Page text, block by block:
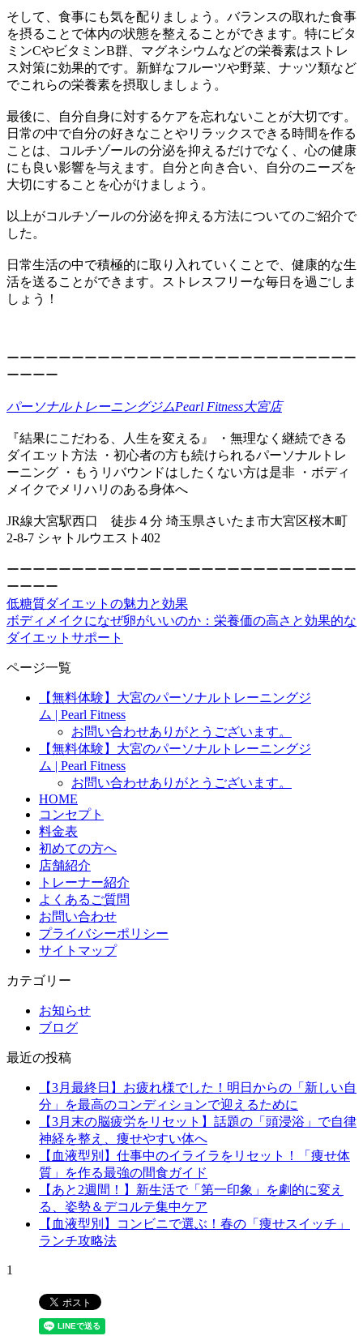
そして、食事にも気を配りましょう。バランスの取れた食事
を摂ることで体内の状態を整えることができます。特にビタ
ミンCやビタミンB群、マグネシウムなどの栄養素はストレ
ス対策に効果的です。新鮮なフルーツや野菜、ナッツ類など
でこれらの栄養素を摂取しましょう。
最後に、自分自身に対するケアを忘れないことが大切です。
日常の中で自分の好きなことやリラックスできる時間を作る
ことは、コルチゾールの分泌を抑えるだけでなく、心の健康
にも良い影響を与えます。自分と向き合い、自分のニーズを
大切にすることを心がけましょう。
以上がコルチゾールの分泌を抑える方法についてのご紹介で
した。
日常生活の中で積極的に取り入れていくことで、健康的な生
活を送ることができます。ストレスフリーな毎日を過ごしま
しょう！
ーーーーーーーーーーーーーーーーーーーーーーーーーーー
ーーーー
パーソナルトレーニングジムPearl Fitness大宮店
『結果にこだわる、人生を変える』 ・無理なく継続できる
ダイエット方法 ・初心者の方も続けられるパーソナルトレ
ーニング ・もうリバウンドはしたくない方は是非 ・ボディ
メイクでメリハリのある身体へ
JR線大宮駅西口 徒歩４分 埼玉県さいたま市大宮区桜木町
2-8-7 シャトルウエスト402
ーーーーーーーーーーーーーーーーーーーーーーーーーーー
ーーーー
低糖質ダイエットの魅力と効果
ボディメイクになぜ卵がいいのか：栄養価の高さと効果的な
ダイエットサポート
ページ一覧
【無料体験】大宮のパーソナルトレーニングジ
ム | Pearl Fitness
お問い合わせありがとうございます。
【無料体験】大宮のパーソナルトレーニングジ
ム | Pearl Fitness
お問い合わせありがとうございます。
HOME
コンセプト
料金表
初めての方へ
店舗紹介
トレーナー紹介
よくあるご質問
お問い合わせ
プライバシーポリシー
サイトマップ
カテゴリー
お知らせ
ブログ
最近の投稿
【3月最終日】お疲れ様でした！明日からの「新しい自
分」を最高のコンディションで迎えるために
【3月末の脳疲労をリセット】話題の「頭浸浴」で自律
神経を整え、痩せやすい体へ
【血液型別】仕事中のイライラをリセット！「痩せ体
質」を作る最強の間食ガイド
【あと2週間！】新生活で「第一印象」を劇的に変え
る、姿勢＆デコルテ集中ケア
【血液型別】コンビニで選ぶ！春の「痩せスイッチ」
ランチ攻略法
1